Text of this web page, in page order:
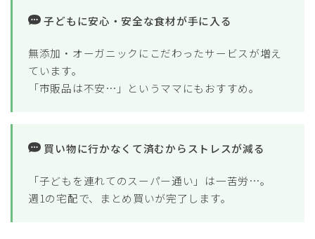
子どもに安心・安全な食材が手に入る
無添加・オーガニックにこだわったサービスが増え
ています。
「市販品は不安…」というママにもおすすめ。
買い物に行かなくて済むからストレスが減る
「子どもを連れてのスーパー通い」は一苦労…。
週1の宅配で、まとめ買いが完了します。